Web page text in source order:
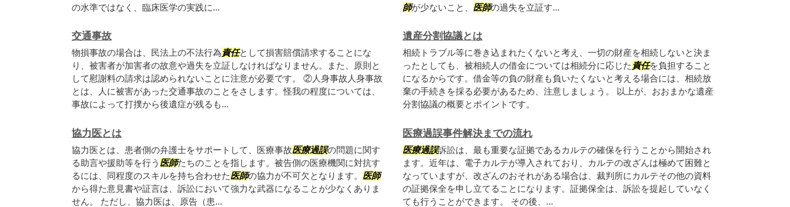
の水準ではなく、臨床医学の実践に...
師が少ないこと、 医師の過失を立証す...
交通事故
物損事故の場合は、民法上の不法行為責任として損害賠償請求することにな
り、被害者が加害者の故意や過失を立証しなければなりません。また、原則と
して慰謝料の請求は認められないことに注意が必要です。 ②人身事故人身事故
とは、人に被害があった交通事故のことをさします。怪我の程度については、
事故によって打撲から後遺症が残るも...
遺産分割協議とは
相続トラブル等に巻き込まれたくないと考え、一切の財産を相続しないと決ま
ったとしても、被相続人の借金については相続分に応じた 責任を負担すること
になるからです。借金等の負の財産も負いたくないと考える場合には、相続放
棄の手続きを採る必要があるため、注意しましょう。 以上が、おおまかな遺産
分割協議の概要とポイントです。
協力医とは
協力医とは、患者側の弁護士をサポートして、医療事故医療過誤の問題に関す
る助言や援助等を行う 医師たちのことを指します。被告側の医療機関に対抗す
るには、同程度のスキルを持ち合わせた医師の協力が不可欠となります。 医師
から得た意見書や証言は、訴訟において強力な武器になることが少なくありま
せん。 ただし、協力医は、原告（患...
医療過誤事件解決までの流れ
医療過誤訴訟は、最も重要な証拠であるカルテの確保を行うことから開始され
ます。近年は、電子カルテが導入されており、カルテの改ざんは極めて困難と
なっていますが、改ざんのおそれがある場合は、裁判所にカルテその他の資料
の証拠保全を申し立てることになります。証拠保全は、訴訟を提起していなく
ても行うことができます。 その後、...